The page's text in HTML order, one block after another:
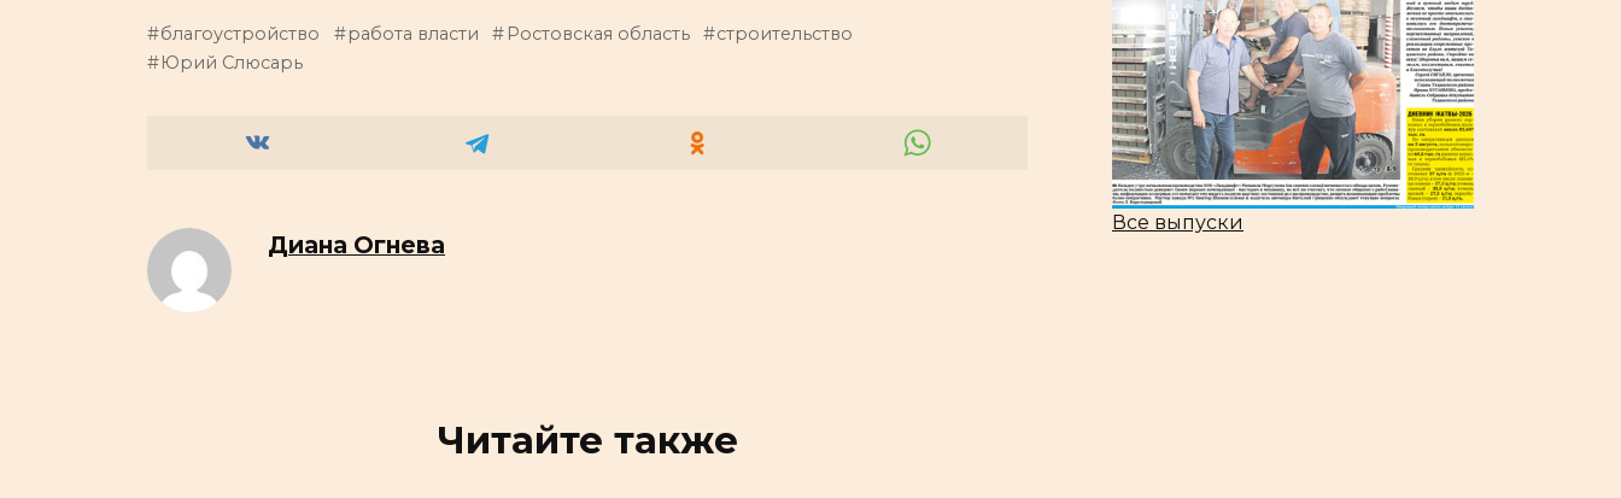
благоустройство работа власти Ростовская область
строительство
Юрий Слюсарь
Диана Огнева
Читайте также
Все выпуски